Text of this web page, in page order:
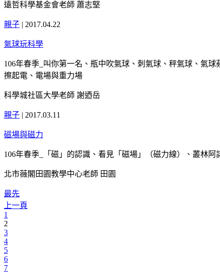
遠哲科學基金會老師 蕭志堅
親子 | 2017.04.22
氣球玩科學
106年春季_叫你第一名、瓶中吹氣球、刺氣球、秤氣球、氣
擦起電、電場與重力場
科學城社區大學老師 謝迺岳
親子 | 2017.03.11
磁場與磁力
106年春季_「磁」的認識、看見「磁場」（磁力線）、叢林阿
北市薇閣田園教學中心老師 田園
最先
上一頁
1
2
3
4
5
6
7